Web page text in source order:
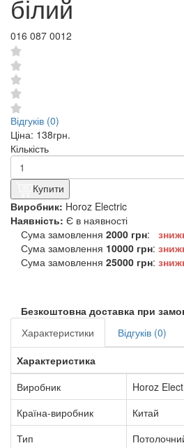
білий
016 087 0012
Відгуків (0)
Ціна: 138грн.
Кількість
Купити
Виробник: Horoz Electric
Наявність: Є в наявності
Сума замовлення 2000 грн:
Сума замовлення 10000 грн:
Сума замовлення 25000 грн:
Безкоштовна доставка при
Характеристики
Відгуків (0)
Характеристика
Виробник
Horoz
Країна-виробник
Китай
Тип